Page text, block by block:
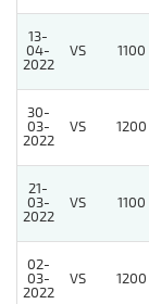
13-
04-
2022
VS 1100
30-
03-
2022
VS 1200
21-
03-
2022
VS 1100
02-
03-
2022
VS 1200